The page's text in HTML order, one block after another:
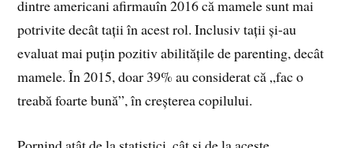
dintre americani afirmauîn 2016 că mamele sunt mai
potrivite decât tații în acest rol. Inclusiv tații și-au
evaluat mai puțin pozitiv abilitățile de parenting, decât
mamele. În 2015, doar 39% au considerat că „fac o
treabă foarte bună”, în creșterea copilului.